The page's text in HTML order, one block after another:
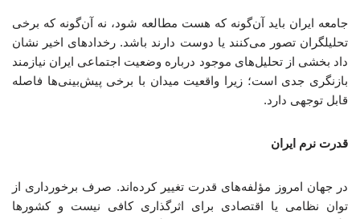
جامعه ایران باید آن‌گونه که هست مطالعه شود، نه آن‌گونه که برخی
تحلیلگران تصور می‌کنند یا دوست دارند باشد. رخدادهای اخیر نشان
داد بخشی از تحلیل‌های موجود درباره وضعیت اجتماعی ایران نیازمند
بازنگری جدی است؛ زیرا واقعیت میدان با برخی پیش‌بینی‌ها فاصله
قابل توجهی دارد.
قدرت نرم ایران
در جهان امروز مؤلفه‌های قدرت تغییر کرده‌اند. صرف برخورداری از
توان نظامی یا اقتصادی برای اثرگذاری کافی نیست و کشورها